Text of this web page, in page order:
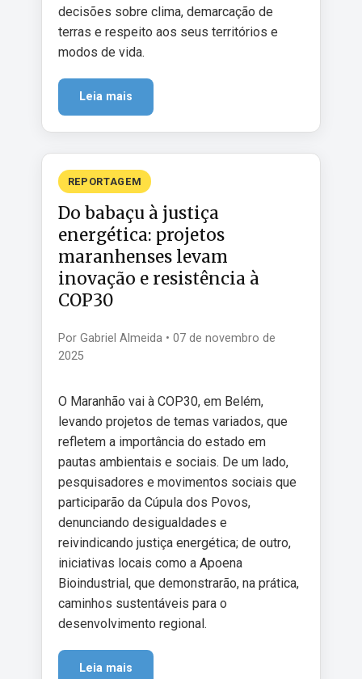
decisões sobre clima, demarcação de
terras e respeito aos seus territórios e
modos de vida.
Leia mais
REPORTAGEM
Do babaçu à justiça
energética: projetos
maranhenses levam
inovação e resistência à
COP30
Por Gabriel Almeida • 07 de novembro de
2025
O Maranhão vai à COP30, em Belém,
levando projetos de temas variados, que
refletem a importância do estado em
pautas ambientais e sociais. De um lado,
pesquisadores e movimentos sociais que
participarão da Cúpula dos Povos,
denunciando desigualdades e
reivindicando justiça energética; de outro,
iniciativas locais como a Apoena
Bioindustrial, que demonstrarão, na prática,
caminhos sustentáveis para o
desenvolvimento regional.
Leia mais